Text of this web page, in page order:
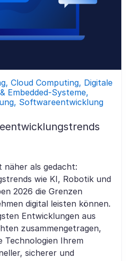
Cloud Computing, Digitale
Embedded-Systeme,
Softwareentwicklung
näher als gedacht:
wie KI, Robotik und
2026 die Grenzen
digital leisten können.
Entwicklungen aus
zusammengetragen,
Technologien Ihrem
sicherer und